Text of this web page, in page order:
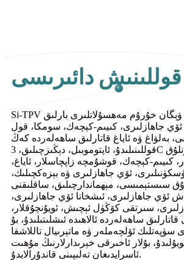
قوللىنىش دائىرىسى
Si-TPV سىلىكونلۇق ۋېگان خۇرۇم مەھسۇلاتلىرى بارلىق
ئۆي جاھازلىرى، كىيىم-كېچەك، سومكا، قول
بەلۋاغ ۋە ئاياغ قاتارلىق ساھەلەردە كەڭ
قوللىنىلىدۇ، ئاپتوموبىل، دېڭىزچىلىق، 3C ئېلېكترونلۇق
كىيىم-كېچەك، قوشۇمچە زاپچاسلار، ئاياغ،
ئۆي جاھازلىرى ۋە بېزەكچىلىك،
سىستېمىسى، مېھماندارچىلىق، ساقلىقنى
ئۆي جاھازلىرى، ئىشخانا ئۆي جاھازلىرى،
سىرتقى كۆڭۈل ئېچىش، ئويۇنچۇقلار،
ساھەلەردە ئالاھىدە ئىشلىتىلىدۇ، بۇ
سۈپەتلىك ئۆلچەملەر ۋە ماتېرىيال تاللاشقا
بۇلار ئاخىرقى خېرىدارلارنىڭ مۇھىت
ئاسرايدىغان تەلىپىنى قاندۇرالايدۇ.